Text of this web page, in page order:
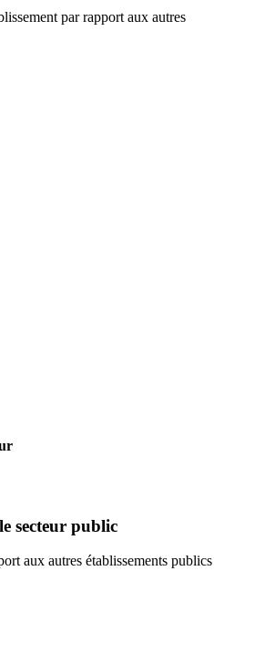
par rapport aux autres
secteur public
aux autres établissements publics